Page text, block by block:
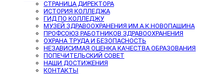
СТРАНИЦА ДИРЕКТОРА
ИСТОРИЯ КОЛЛЕДЖА
ГИД ПО КОЛЛЕДЖУ
МУЗЕЙ ЗДРАВООХРАНЕНИЯ ИМ.А.К.НОВОПАШИНА
ПРОФСОЮЗ РАБОТНИКОВ ЗДРАВООХРАНЕНИЯ
ОХРАНА ТРУДА И БЕЗОПАСНОСТЬ
НЕЗАВИСИМАЯ ОЦЕНКА КАЧЕСТВА ОБРАЗОВАНИЯ
ПОПЕЧИТЕЛЬСКИЙ СОВЕТ
НАШИ ДОСТИЖЕНИЯ
КОНТАКТЫ